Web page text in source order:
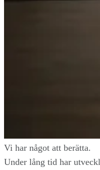
Vi har något att berätta.
Under lång tid har